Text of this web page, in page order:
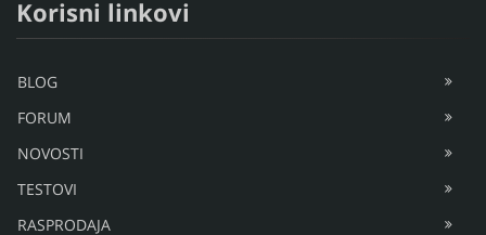
Korisni linkovi
BLOG
FORUM
NOVOSTI
TESTOVI
RASPRODAJA